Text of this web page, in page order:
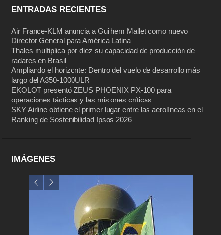
ENTRADAS RECIENTES
Air France-KLM anuncia a Guilhem Mallet como nuevo
Director General para América Latina
Thales multiplica por diez su capacidad de producción de
radares en Brasil
Ampliando el horizonte: Dentro del vuelo de desarrollo más
largo del A350-1000ULR
EKOLOT presentó ZEUS PHOENIX PX-100 para
operaciones tácticas y las misiones críticas
SKY Airline obtiene el primer lugar entre las aerolíneas en el
Ranking de Sostenibilidad Ipsos 2026
IMÁGENES